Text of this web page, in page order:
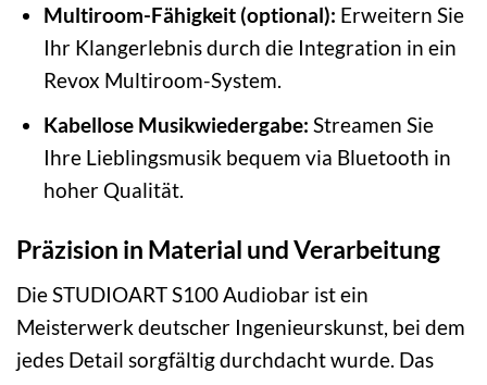
Multiroom-Fähigkeit (optional): Erweitern Sie
Ihr Klangerlebnis durch die Integration in ein
Revox Multiroom-System.
Kabellose Musikwiedergabe: Streamen Sie
Ihre Lieblingsmusik bequem via Bluetooth in
hoher Qualität.
Präzision in Material und Verarbeitung
Die STUDIOART S100 Audiobar ist ein
Meisterwerk deutscher Ingenieurskunst, bei dem
jedes Detail sorgfältig durchdacht wurde. Das